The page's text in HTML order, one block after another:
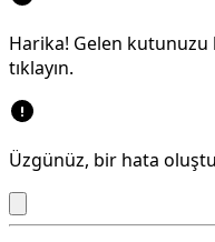
Harika! Gelen
tıklayın.
Üzgünüz, bir hata